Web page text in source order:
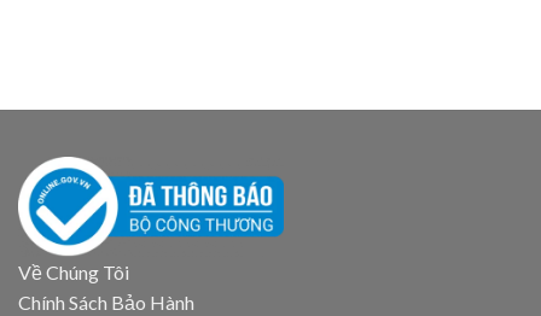
Về Chúng Tôi
Chính Sách Bảo Hành